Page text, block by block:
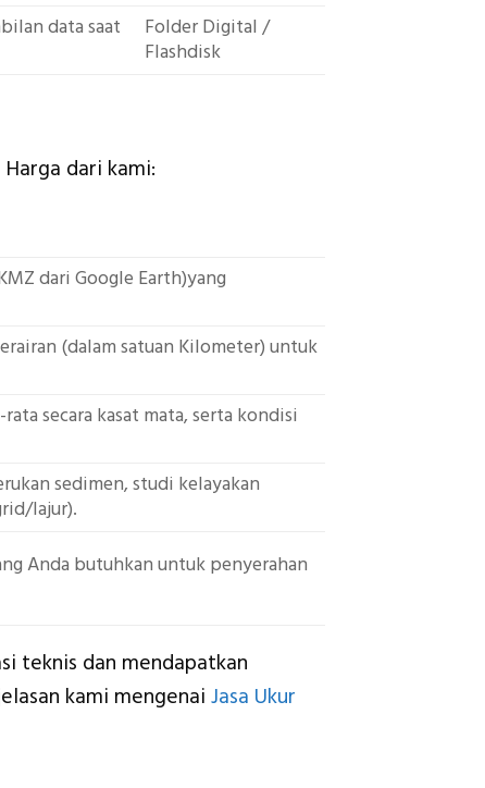
data saat
Folder Digital /
Flashdisk
dari kami:
dari Google Earth)yang
(dalam satuan Kilometer) untuk
secara kasat mata, serta kondisi
sedimen, studi kelayakan
lajur).
Anda butuhkan untuk penyerahan
teknis dan mendapatkan
kami mengenai Jasa Ukur